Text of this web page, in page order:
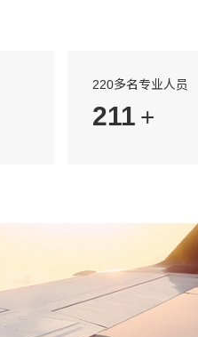
220多名专业人员
220 +